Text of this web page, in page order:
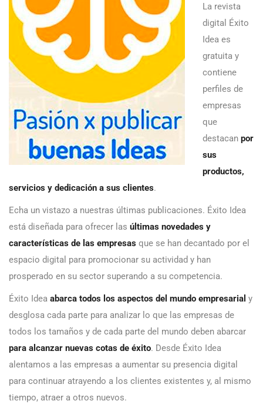
La revista
digital Éxito
Idea es
gratuita y
contiene
perfiles de
empresas
que
destacan por
sus
productos,
servicios y dedicación a sus clientes.
Echa un vistazo a nuestras últimas publicaciones. Éxito Idea
está diseñada para ofrecer las últimas novedades y
características de las empresas que se han decantado por el
espacio digital para promocionar su actividad y han
prosperado en su sector superando a su competencia.
Éxito Idea abarca todos los aspectos del mundo empresarial y
desglosa cada parte para analizar lo que las empresas de
todos los tamaños y de cada parte del mundo deben abarcar
para alcanzar nuevas cotas de éxito. Desde Éxito Idea
alentamos a las empresas a aumentar su presencia digital
para continuar atrayendo a los clientes existentes y, al mismo
tiempo, atraer a otros nuevos.